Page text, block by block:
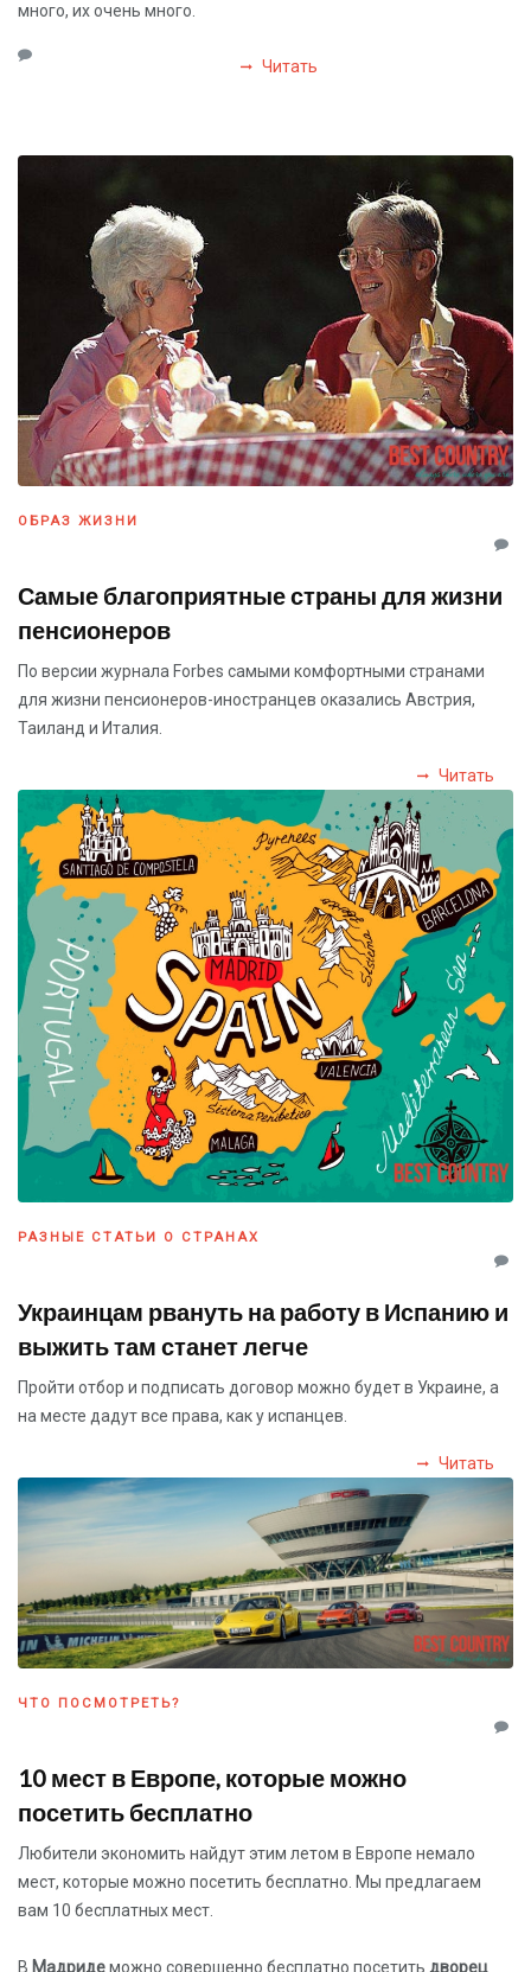
много, их очень много.
Читать
ОБРАЗ ЖИЗНИ
Самые благоприятные страны для жизни
пенсионеров
По версии журнала Forbes самыми комфортными странами
для жизни пенсионеров-иностранцев оказались Австрия,
Таиланд и Италия.
Читать
РАЗНЫЕ СТАТЬИ О СТРАНАХ
Украинцам рвануть на работу в Испанию и
выжить там станет легче
Пройти отбор и подписать договор можно будет в Украине, а
на месте дадут все права, как у испанцев.
Читать
ЧТО ПОСМОТРЕТЬ?
10 мест в Европе, которые можно
посетить бесплатно
Любители экономить найдут этим летом в Европе немало
мест, которые можно посетить бесплатно. Мы предлагаем
вам 10 бесплатных мест.
В Мадридеможно совершенно бесплатно посетить дворец